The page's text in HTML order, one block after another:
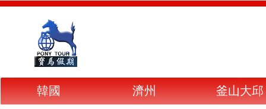
韓國 濟州 釜山大邱